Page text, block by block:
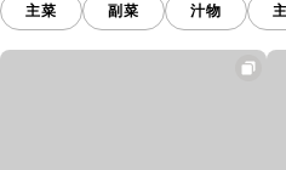
主菜 副菜 汁物